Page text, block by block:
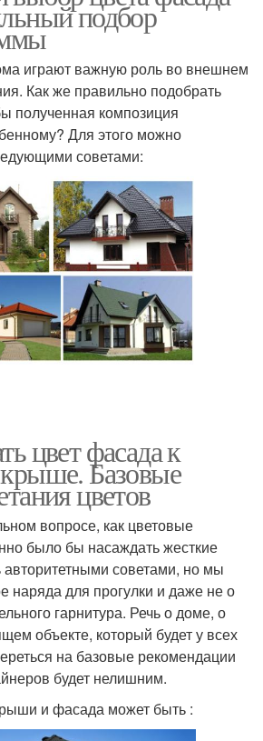
подбор
играют важную роль во внешнем
Как же правильно подобрать
полученная композиция
Для этого можно
советами:
цвет фасада к
Базовые
цветов
вопросе, как цветовые
было бы насаждать жесткие
авторитетными советами, но мы
наряда для прогулки и даже не о
гарнитура. Речь о доме, о
объекте, который будет у всех
на базовые рекомендации
будет нелишним.
и фасада может быть :